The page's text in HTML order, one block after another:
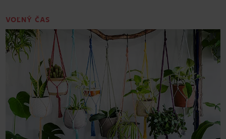
VOĽNÝ ČAS